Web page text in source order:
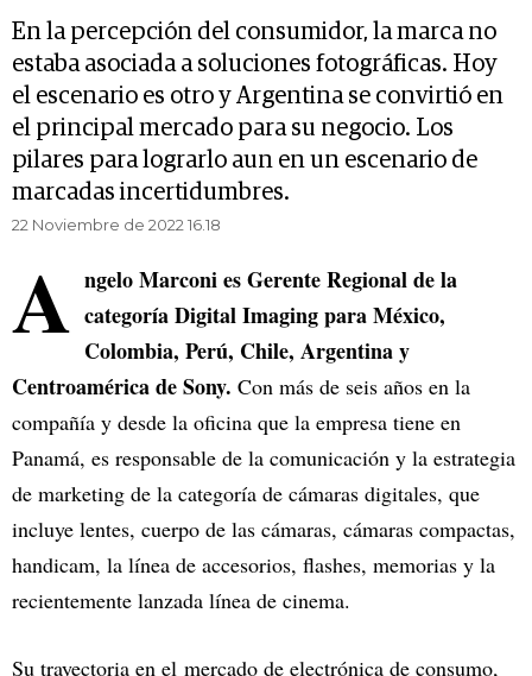
En la percepción del consumidor, la marca no
estaba asociada a soluciones fotográficas. Hoy
el escenario es otro y Argentina se convirtió en
el principal mercado para su negocio. Los
pilares para lograrlo aun en un escenario de
marcadas incertidumbres.
22 Noviembre de 2022 16.18
A ngelo Marconi es Gerente Regional de la
categoría Digital Imaging para México,
Colombia, Perú, Chile, Argentina y
Centroamérica de Sony. Con más de seis años en la
compañía y desde la oficina que la empresa tiene en
Panamá, es responsable de la comunicación y la estrategia
de marketing de la categoría de cámaras digitales, que
incluye lentes, cuerpo de las cámaras, cámaras compactas,
handicam, la línea de accesorios, flashes, memorias y la
recientemente lanzada línea de cinema.
Su trayectoria en el mercado de electrónica de consumo,